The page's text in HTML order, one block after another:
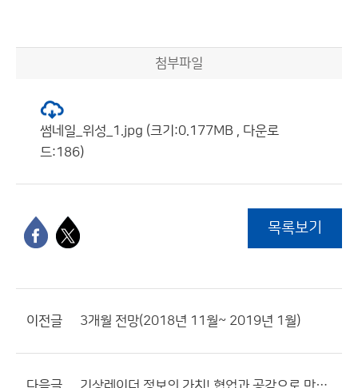
첨부파일
썸네일_위성_1.jpg (크기:0.177MB , 다운로
드:186)
목록보기
이전글 3개월 전망(2018년 11월~ 2019년 1월)